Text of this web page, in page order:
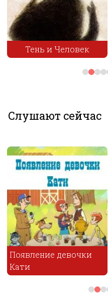
и Человек
Слушают сейчас
девочки